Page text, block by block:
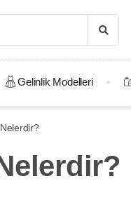
Gelinlik Modelleri